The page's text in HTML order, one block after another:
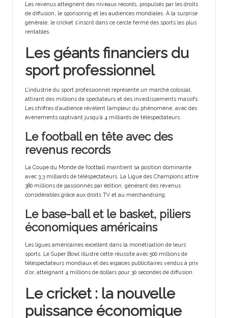
Les revenus atteignent des niveaux records, propulsés par les droits
de diffusion, le sponsoring et les audiences mondiales. À la surprise
générale, le cricket s’inscrit dans ce cercle fermé des sports les plus
rentables.
Les géants financiers du
sport professionnel
L’industrie du sport professionnel représente un marché colossal,
attirant des millions de spectateurs et des investissements massifs.
Les chiffres d’audience révèlent l’ampleur du phénomène, avec des
événements captivant jusqu’à 4 milliards de téléspectateurs.
Le football en tête avec des
revenus records
La Coupe du Monde de football maintient sa position dominante
avec 3,3 milliards de téléspectateurs. La Ligue des Champions attire
380 millions de passionnés par édition, générant des revenus
considérables grâce aux droits TV et au merchandising.
Le base-ball et le basket, piliers
économiques américains
Les ligues américaines excellent dans la monétisation de leurs
sports. Le Super Bowl illustre cette réussite avec 500 millions de
téléspectateurs mondiaux et des espaces publicitaires vendus à prix
d’or, atteignant 4 millions de dollars pour 30 secondes de diffusion.
Le cricket : la nouvelle
puissance économique